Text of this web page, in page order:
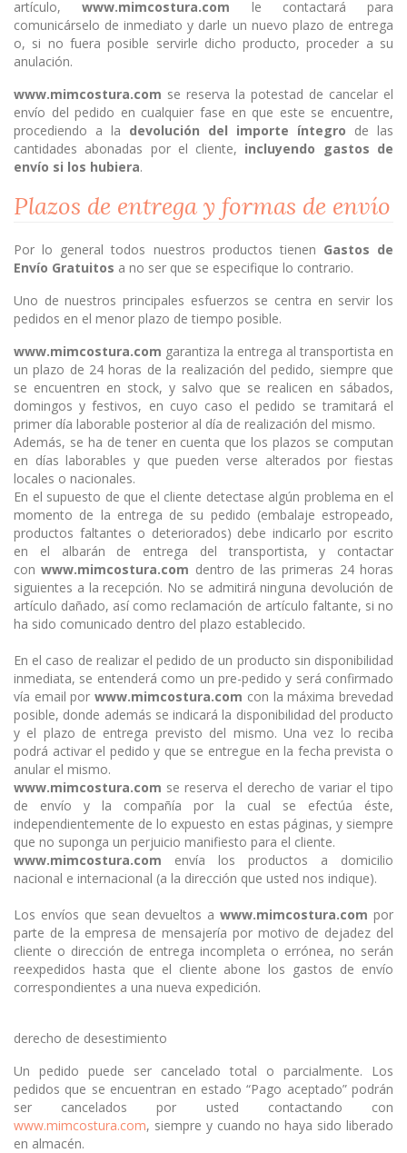
artículo,www.mimcostura.com le contactará para
comunicárselo de inmediato y darle un nuevo plazo de entrega
o, si no fuera posible servirle dicho producto, proceder a su
anulación.
www.mimcostura.com se reserva la potestad de cancelar el
envío del pedido en cualquier fase en que este se encuentre,
procediendo a la devolución del importe íntegro de las
cantidades abonadas por el cliente, incluyendo gastos de
envío si los hubiera.
Plazos de entrega y formas de envío
Por lo general todos nuestros productos tienen Gastos de
Envío Gratuitos a no ser que se especifique lo contrario.
Uno de nuestros principales esfuerzos se centra en servir los
pedidos en el menor plazo de tiempo posible.
www.mimcostura.com garantiza la entrega al transportista en
un plazo de 24 horas de la realización del pedido, siempre que
se encuentren en stock, y salvo que se realicen en sábados,
domingos y festivos, en cuyo caso el pedido se tramitará el
primer día laborable posterior al día de realización del mismo.
Además, se ha de tener en cuenta que los plazos se computan
en días laborables y que pueden verse alterados por fiestas
locales o nacionales.
En el supuesto de que el cliente detectase algún problema en el
momento de la entrega de su pedido (embalaje estropeado,
productos faltantes o deteriorados) debe indicarlo por escrito
en el albarán de entrega del transportista, y contactar
conwww.mimcostura.com dentro de las primeras 24 horas
siguientes a la recepción. No se admitirá ninguna devolución de
artículo dañado, así como reclamación de artículo faltante, si no
ha sido comunicado dentro del plazo establecido.
En el caso de realizar el pedido de un producto sin disponibilidad
inmediata, se entenderá como un pre-pedido y será confirmado
vía email porwww.mimcostura.com con la máxima brevedad
posible, donde además se indicará la disponibilidad del producto
y el plazo de entrega previsto del mismo. Una vez lo reciba
podrá activar el pedido y que se entregue en la fecha prevista o
anular el mismo.
www.mimcostura.com se reserva el derecho de variar el tipo
de envío y la compañía por la cual se efectúa éste,
independientemente de lo expuesto en estas páginas, y siempre
que no suponga un perjuicio manifiesto para el cliente.
www.mimcostura.com envía los productos a domicilio
nacional e internacional (a la dirección que usted nos indique).
Los envíos que sean devueltos awww.mimcostura.com por
parte de la empresa de mensajería por motivo de dejadez del
cliente o dirección de entrega incompleta o errónea, no serán
reexpedidos hasta que el cliente abone los gastos de envío
correspondientes a una nueva expedición.
derecho de desestimiento
Un pedido puede ser cancelado total o parcialmente. Los
pedidos que se encuentran en estado “Pago aceptado” podrán
ser cancelados por usted contactando con
www.mimcostura.com, siempre y cuando no haya sido liberado
en almacén.